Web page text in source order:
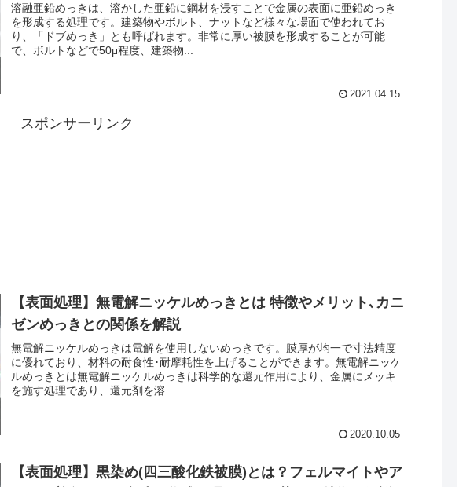
溶融亜鉛めっきは、溶かした亜鉛に鋼材を浸すことで金属の表面に亜鉛めっき
を形成する処理です。建築物やボルト、ナットなど様々な場面で使われてお
り、「ドブめっき」とも呼ばれます。非常に厚い被膜を形成することが可能
で、ボルトなどで50μ程度、建築物...
2021.04.15
スポンサーリンク
【表面処理】無電解ニッケルめっきとは 特徴やメリット､カニ
ゼンめっきとの関係を解説
無電解ニッケルめっきは電解を使用しないめっきです。膜厚が均一で寸法精度
に優れており、材料の耐食性･耐摩耗性を上げることができます。無電解ニッケ
ルめっきとは無電解ニッケルめっきは科学的な還元作用により、金属にメッキ
を施す処理であり、還元剤を溶...
2020.10.05
【表面処理】黒染め(四三酸化鉄被膜)とは？フェルマイトやア